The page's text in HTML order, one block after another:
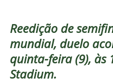
Reedição de
mundial, duelo
quinta-feira (9), às
Stadium.